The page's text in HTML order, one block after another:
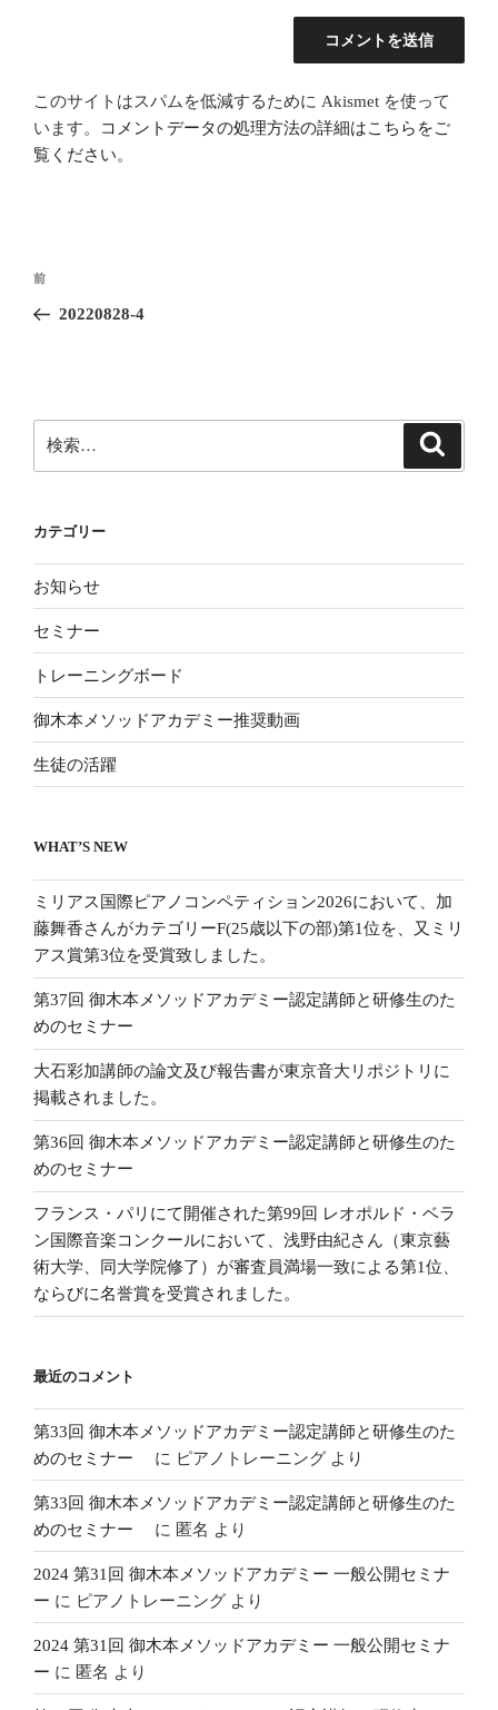
このサイトはスパムを低減するために Akismet を使って
います。
コメントデータの処理方法の詳細はこちらをご
覧ください。
投
ナ
ー
シ
前
の
前
20220828-4
索:
カテゴリー
お知らせ
セミナー
トレーニングボード
御木本メソッドアカデミー推奨動画
生徒の活躍
WHAT’S NEW
ミリアス国際ピアノコンペティション2026において、加
藤舞香さんがカテゴリーF(25歳以下の部)第1位を、又ミリ
アス賞第3位を受賞致しました。
第37回 御木本メソッドアカデミー認定講師と研修生のた
めのセミナー
大石彩加講師の論文及び報告書が東京音大リポジトリに
掲載されました。
第36回 御木本メソッドアカデミー認定講師と研修生のた
めのセミナー
フランス・パリにて開催された第99回 レオポルド・ベラ
ン国際音楽コンクールにおいて、浅野由紀さん（東京藝
術大学、同大学院修了）が審査員満場一致による第1位、
ならびに名誉賞を受賞されました。
最近のコメント
第33回 御木本メソッドアカデミー認定講師と研修生のた
めのセミナー
に ピアノトレーニング より
第33回 御木本メソッドアカデミー認定講師と研修生のた
めのセミナー
に 匿名 より
2024 第31回 御木本メソッドアカデミー 一般公開セミナ
ー に ピアノトレーニング より
2024 第31回 御木本メソッドアカデミー 一般公開セミナ
ー に 匿名 より